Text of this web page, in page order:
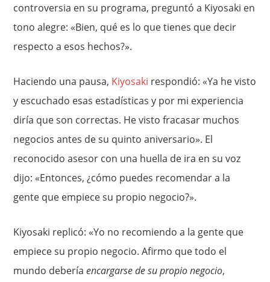
controversia en su programa, preguntó a Kiyosaki en
tono alegre: «Bien, qué es lo que tienes que decir
respecto a esos hechos?».
Haciendo una pausa, Kiyosaki respondió: «Ya he visto
y escuchado esas estadísticas y por mi experiencia
diría que son correctas. He visto fracasar muchos
negocios antes de su quinto aniversario». El
reconocido asesor con una huella de ira en su voz
dijo: «Entonces, ¿cómo puedes recomendar a la
gente que empiece su propio negocio?».
Kiyosaki replicó: «Yo no recomiendo a la gente que
empiece su propio negocio. Afirmo que todo el
mundo deberíaencargarse de su propio negocio,